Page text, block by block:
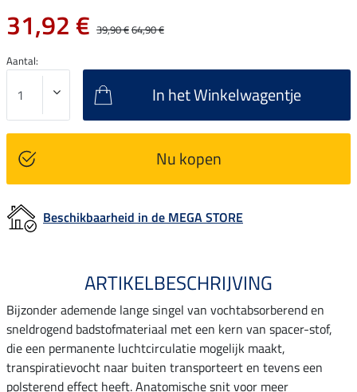
31,92 € 39,90 €64,90 €
Aantal:
In het Winkelwagentje
Nu kopen
Beschikbaarheid in de MEGA STORE
ARTIKELBESCHRIJVING
Bijzonder ademende lange singel van vochtabsorberend en
sneldrogend badstofmateriaal met een kern van spacer-stof,
die een permanente luchtcirculatie mogelijk maakt,
transpiratievocht naar buiten transporteert en tevens een
polsterend effect heeft. Anatomische snit voor meer